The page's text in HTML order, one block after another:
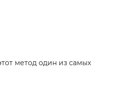
метод один из самых